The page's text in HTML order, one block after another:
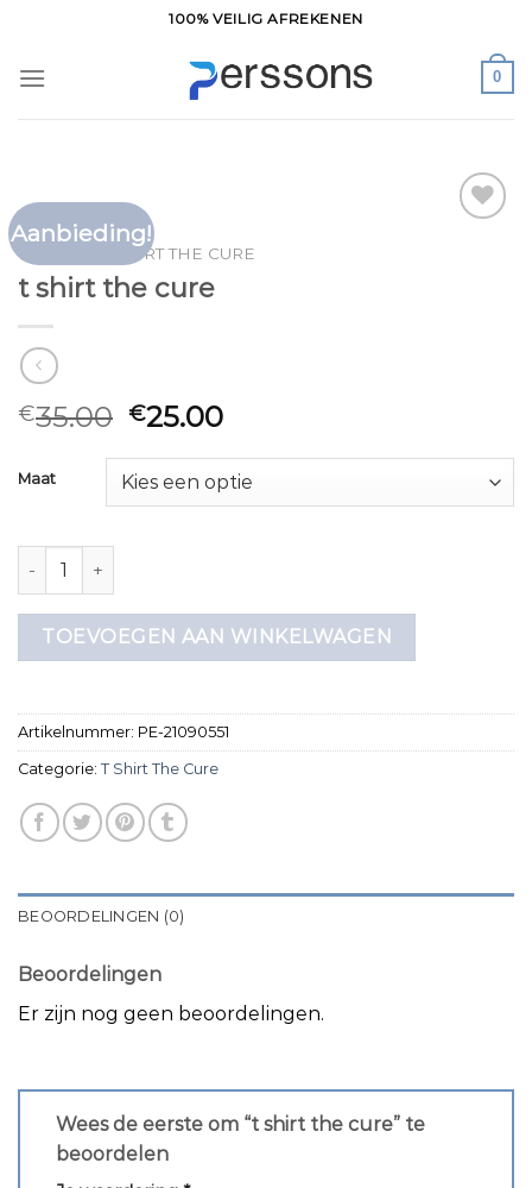
inhoud
100% VEILIG AFREKENEN
0
Aanbieding!
HOME T SHIRT THE CURE
t shirt the cure
€35.00 €25.00
Maat
t shirt the cure aantal
TOEVOEGEN AAN WINKELWAGEN
Artikelnummer: PE-21090551
Categorie: T Shirt The Cure
BEOORDELINGEN (0)
Beoordelingen
Er zijn nog geen beoordelingen.
Wees de eerste om “t shirt the cure” te
beoordelen